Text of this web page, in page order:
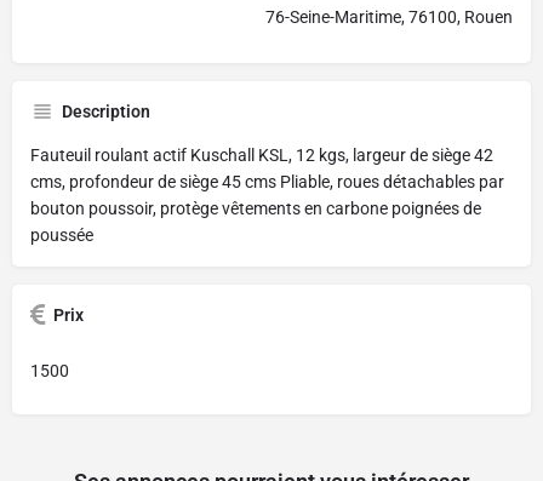
76-Seine-Maritime, 76100, Rouen
Description
Fauteuil roulant actif Kuschall KSL, 12 kgs, largeur de siège 42
cms, profondeur de siège 45 cms Pliable, roues détachables par
bouton poussoir, protège vêtements en carbone poignées de
poussée
Prix
1500